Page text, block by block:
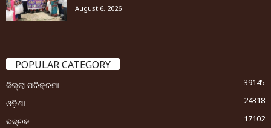
August 6, 2026
POPULAR CATEGORY
ଜିଲ୍ଲା ପରିକ୍ରମା
39145
ଓଡ଼ିଶା
24318
ଭଦ୍ରକ
17102